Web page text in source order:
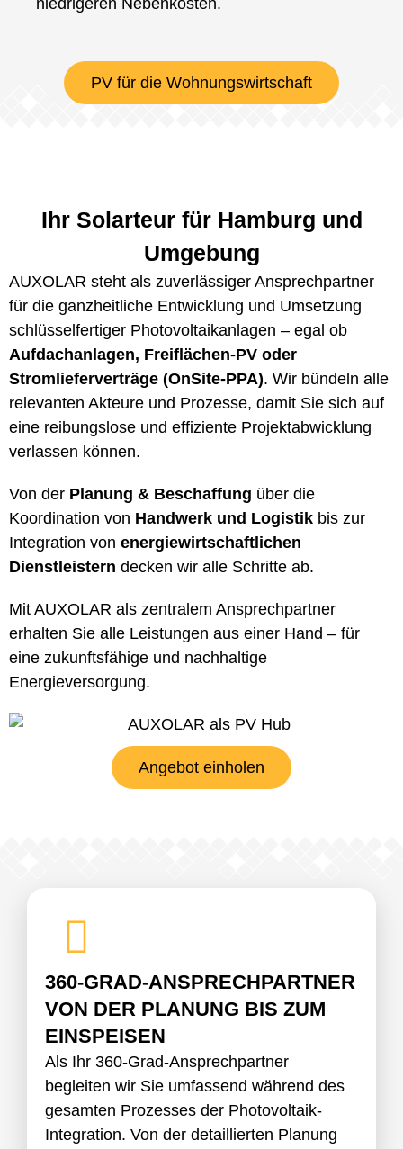
PV für die Wohnungswirtschaft
Ihr Solarteur für Hamburg und
Umgebung
AUXOLAR steht als zuverlässiger Ansprechpartner
für die ganzheitliche Entwicklung und Umsetzung
schlüsselfertiger Photovoltaikanlagen – egal ob
Aufdachanlagen, Freiflächen-PV oder
Stromlieferverträge (OnSite-PPA). Wir bündeln alle
relevanten Akteure und Prozesse, damit Sie sich auf
eine reibungslose und effiziente Projektabwicklung
verlassen können.
Von der Planung & Beschaffung über die
Koordination von Handwerk und Logistik bis zur
Integration von energiewirtschaftlichen
Dienstleistern decken wir alle Schritte ab.
Mit AUXOLAR als zentralem Ansprechpartner
erhalten Sie alle Leistungen aus einer Hand – für
eine zukunftsfähige und nachhaltige
Energieversorgung.
Angebot einholen
360-GRAD-ANSPRECHPARTNER
VON DER PLANUNG BIS ZUM
EINSPEISEN
Als Ihr 360-Grad-Ansprechpartner
begleiten wir Sie umfassend während des
gesamten Prozesses der Photovoltaik-
Integration. Von der detaillierten Planung